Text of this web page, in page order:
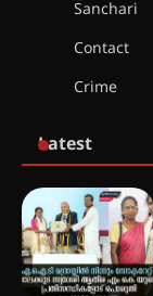
Sanchari
Contact
Crime
Latest